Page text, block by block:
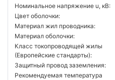
Номинальное напряжение u, кВ:
Цвет оболочки:
Материал жил проводника:
Материал оболочки:
Класс токопроводящей жилы
(Европейские стандарты):
Защитный провод заземления:
Рекомендуемая температура